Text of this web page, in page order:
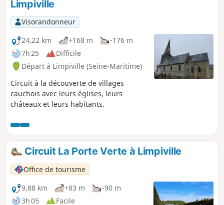
Limpiville
Visorandonneur
24,22 km
+168 m
-176 m
7h 25
Difficile
Départ à Limpiville (Seine-Maritime)
Circuit à la découverte de villages
cauchois avec leurs églises, leurs
châteaux et leurs habitants.
Circuit La Porte Verte à Limpiville
Office de tourisme
9,88 km
+83 m
-90 m
3h 05
Facile